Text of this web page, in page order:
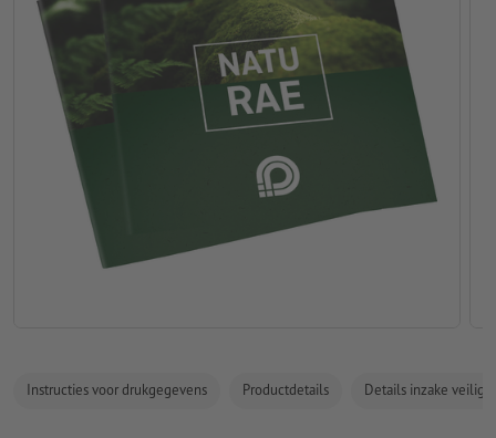
Instructies voor drukgegevens Productdetails Details inzake